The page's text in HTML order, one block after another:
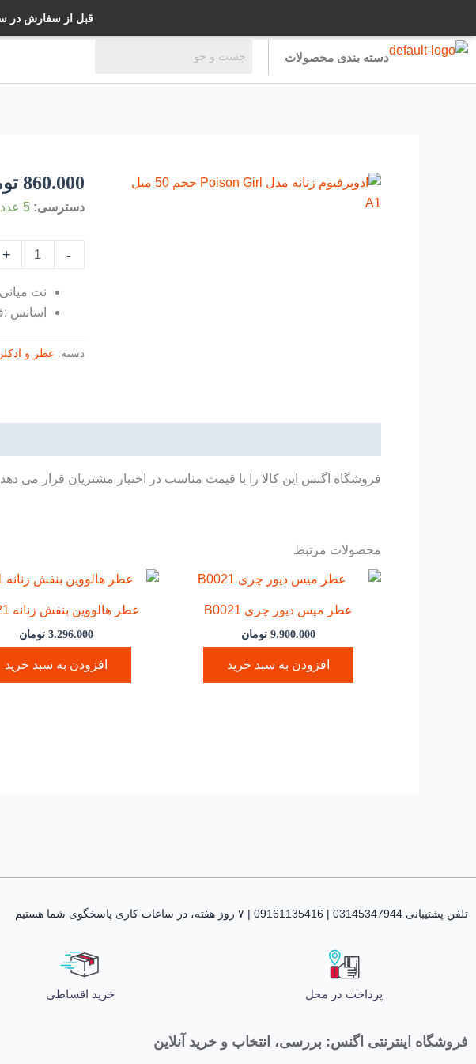
قبل از سفارش در
محتوا
دسته بندی محصولات
860.000
دسترسی: 5 عدد در انبار
-
ادوپرفیوم
زنانه
+
نت
اسانس
دسته: عطر و
فروشگاه اگنس این کالا را با قیمت مناسب در اختیار مشتریان قرار می
محصولات مرتبط
عطر میس دیور چری B0021
9.900.000 تومان
افزودن به سبد خرید
عطر هالووین بنفش زنانه B0021
3.296.000 تومان
افزودن به سبد خرید
تلفن پشتیبانی 03145347944 | 09161135416 | ۷ روز هفته، در ساعات کاری پاسخگوی شما هستیم
پرداخت در محل خرید اقساطی
فروشگاه اینترنتی اگنس: بررسی، انتخاب و خرید آنلاین